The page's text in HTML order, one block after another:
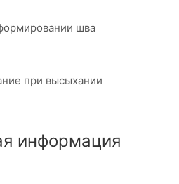
шва
при высыхании
информация